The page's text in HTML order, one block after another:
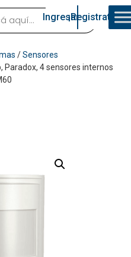
Ingresar¡Registrate!
/Sensores
Paradox, 4 sensores internos